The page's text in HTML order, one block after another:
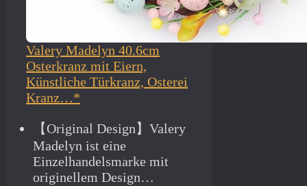
Valery Madelyn 40.6cm
Osterkranz mit Eiern,
Künstliche Türkranz, Osterei
Kranz…*
【Original Design】Valery
Madelyn ist eine
Einzelhandelsmarke mit
originellem Design…